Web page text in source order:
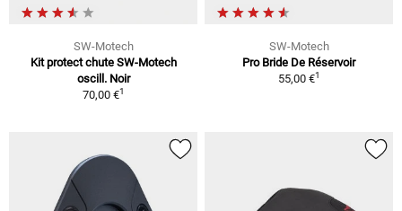
SW-Motech
Kit protect chute SW-Motech
oscill. Noir
70,00 €1
SW-Motech
Pro Bride De Réservoir
55,00 €1